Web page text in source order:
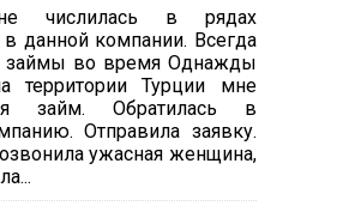
числилась в рядах
данной компании. Всегда
займы во время Однажды
территории Турции мне
займ. Обратилась в
Отправила заявку.
ужасная женщина,